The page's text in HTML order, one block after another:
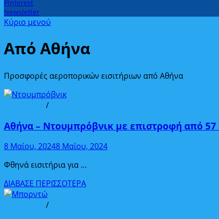
Pinterest
Newsletter
Κύριο μενού
Από Αθήνα
Προσφορές αεροπορικών εισιτήριων από Αθήνα
/
Αθήνα – Ντουμπρόβνικ με επιστροφή από
8 Μαΐου, 20248 Μαΐου, 2024
Φθηνά εισιτήρια για …
Αθήνα
–
Ντουμπρόβνικ
ΔΙΑΒΑΣΕ ΠΕΡΙΣΣΟΤΕΡΑ
/